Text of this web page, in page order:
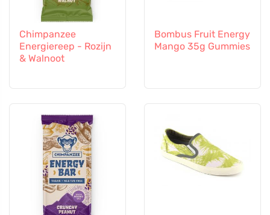
Chimpanzee
Energiereep - Rozijn
& Walnoot
Bombus Fruit Energy
Mango 35g Gummies